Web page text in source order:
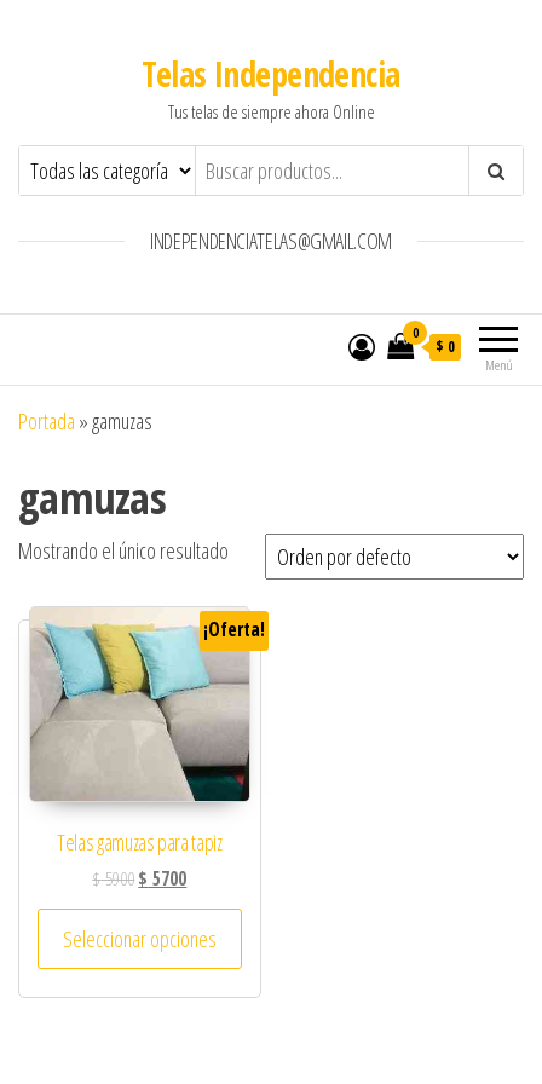
Telas Independencia
Tus telas de siempre ahora Online
INDEPENDENCIATELAS@GMAIL.COM
Menú
0
$ 0
Portada »gamuzas
gamuzas
Mostrando el único resultado
¡Oferta!
Telas gamuzas para tapiz
$5900$ 5700
Seleccionar opciones